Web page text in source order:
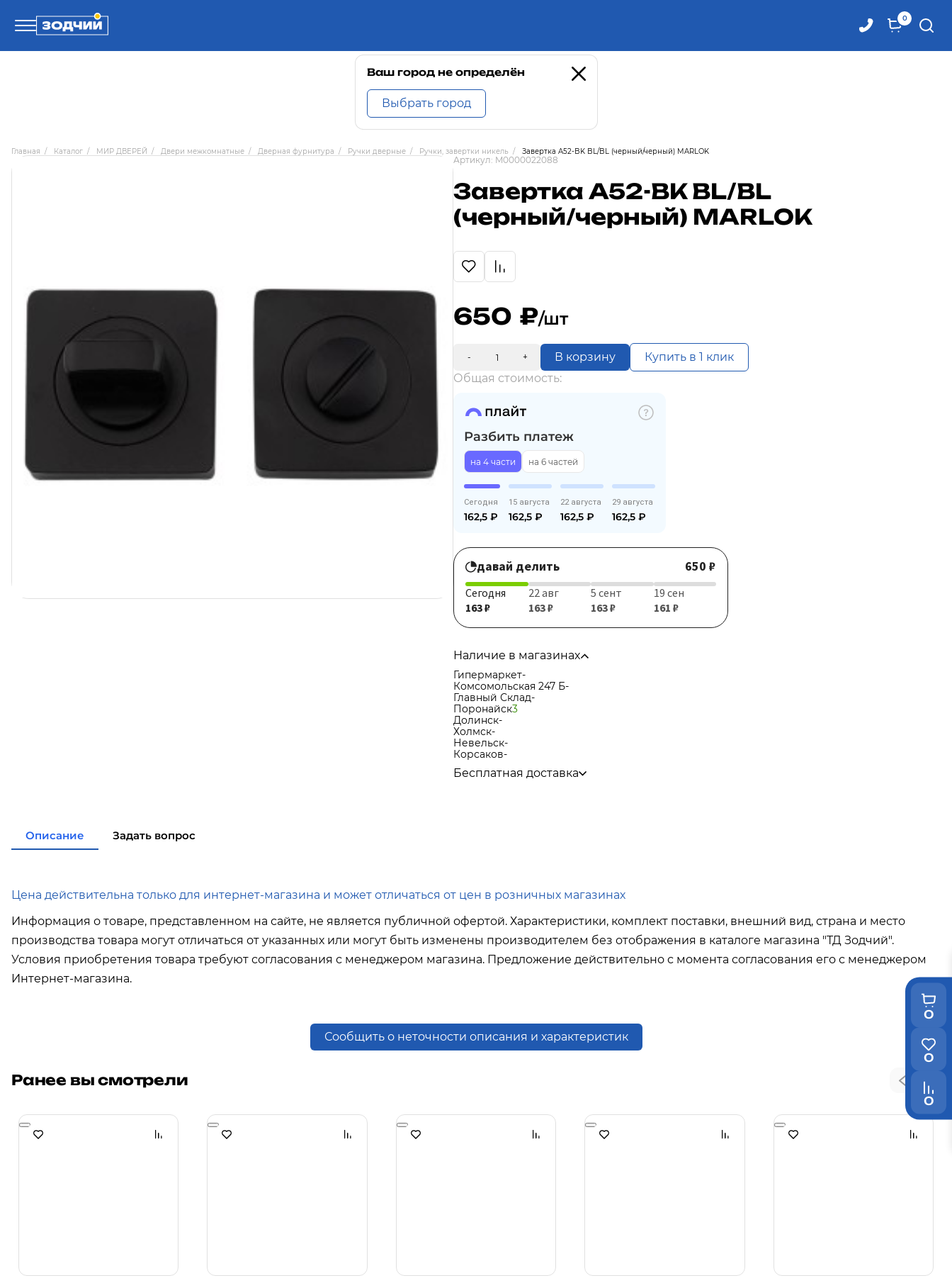
0
0
0
0
Ваш город не определён
Выбрать город
Главная / Каталог / МИР ДВЕРЕЙ / Двери межкомнатные / Дверная фурнитура / Ручки дверные / Ручки, завертки никель / Завертка A52-BK BL/BL (черный/черный) MARLOK
Артикул: M0000022088
Завертка A52-BK BL/BL
(черный/черный) MARLOK
650 /шт
- + В корзину
Купить в 1 клик
Общая стоимость:
Разбить платеж
на 4 части на 6 частей
Сегодня
162,5 ₽
15 августа
162,5 ₽
22 августа
162,5 ₽
29 августа
162,5 ₽
давай делить 650 ₽
Сегодня
163 ₽
22 авг
163 ₽
5 сент
163 ₽
19 сен
161 ₽
Наличие в магазинах
Гипермаркет-
Комсомольская 247 Б-
Главный Склад-
Поронайск3
Долинск-
Холмск-
Невельск-
Корсаков-
Бесплатная доставка
Описание Задать вопрос
Цена действительна только для интернет-магазина и может отличаться от цен в розничных магазинах
Информация о товаре, представленном на сайте, не является публичной офертой. Характеристики, комплект поставки, внешний вид, страна и место
производства товара могут отличаться от указанных или могут быть изменены производителем без отображения в каталоге магазина "ТД Зодчий".
Условия приобретения товара требуют согласования с менеджером магазина. Предложение действительно с момента согласования его с менеджером
Интернет-магазина.
Сообщить о неточности описания и характеристик
Ранее вы смотрели